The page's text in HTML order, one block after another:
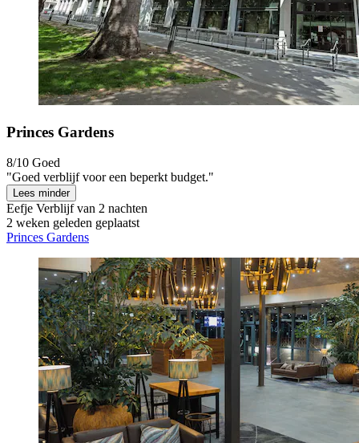
Princes Gardens
8/10 Goed
"Goed verblijf voor een beperkt budget."
Lees minder
Eefje Verblijf van 2 nachten
2 weken geleden geplaatst
Princes Gardens